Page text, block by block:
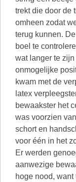
trekt die door de
omheen zodat
terug kunnen.
boel te
wat langer te
onmogelijke
kwam met de
latex
bewaakster het
was voorzien
schort en
voor één in het
Er werden
aanwezige
hoge nood,